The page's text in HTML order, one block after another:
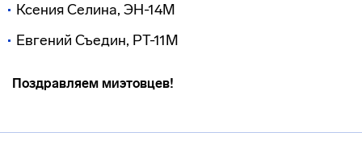
Ксения Селина, ЭН-14М
Евгений Съедин, РТ-11М
Поздравляем миэтовцев!